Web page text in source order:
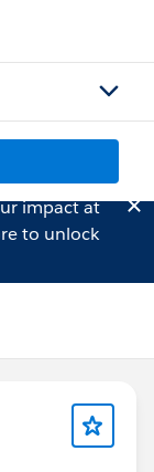
impact at
to unlock